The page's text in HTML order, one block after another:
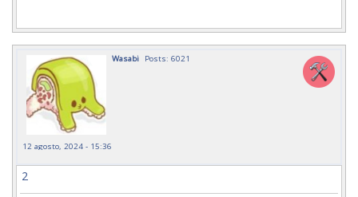
Wasabi Posts: 6021
12 agosto, 2024 - 15:36
2